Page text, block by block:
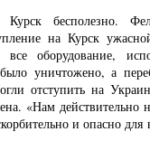
бесполезно.
на Курск
оборудование,
уничтожено, а
отступить на
«Нам действительно
и опасно для